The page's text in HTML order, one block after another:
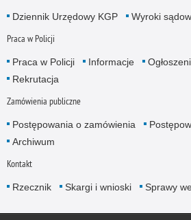
Dziennik Urzędowy KGP Wyroki
Praca w Policji
Praca w Policji Informacje
Rekrutacja
Zamówienia publiczne
Postępowania o zamówienia
Archiwum
Kontakt
Rzecznik Skargi i wnioski Sprawy